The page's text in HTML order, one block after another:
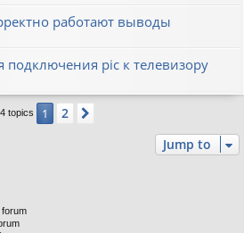
работают выводы
подключения pic к телевизору
topics 1 2
Jump to